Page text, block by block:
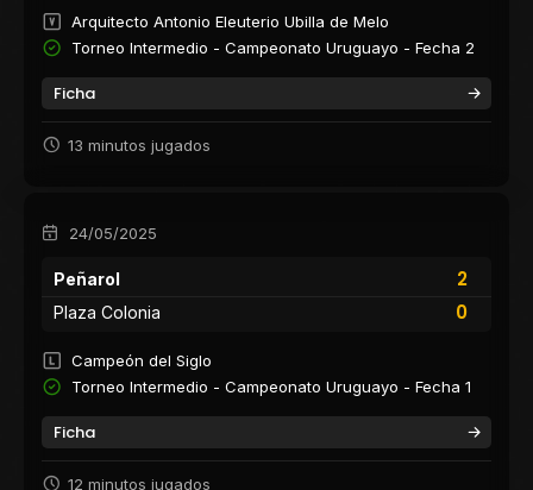
Arquitecto Antonio Eleuterio Ubilla de Melo
Torneo Intermedio - Campeonato Uruguayo - Fecha 2
Ficha
13 minutos jugados
24/05/2025
Peñarol
2
0
Plaza Colonia
Campeón del Siglo
Torneo Intermedio - Campeonato Uruguayo - Fecha 1
Ficha
12 minutos jugados